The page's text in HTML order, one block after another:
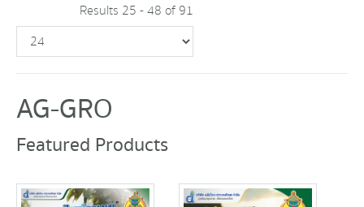
Results 25 - 48 of 91
AG-GRO
Featured Products